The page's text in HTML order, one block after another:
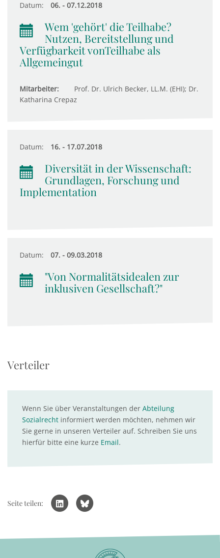
Datum: 06. - 07.12.2018
Wem 'gehört' die Teilhabe?
Nutzen, Bereitstellung und
Verfügbarkeit vonTeilhabe als
Allgemeingut
Mitarbeiter:
Prof. Dr. Ulrich Becker, LL.M. (EHI); Dr.
Katharina Crepaz
Datum: 16. - 17.07.2018
Diversität in der Wissenschaft:
Grundlagen, Forschung und
Implementation
Datum: 07. - 09.03.2018
"Von Normalitätsidealen zur
inklusiven Gesellschaft?"
Verteiler
Wenn Sie über Veranstaltungen der Abteilung
Sozialrecht informiert werden möchten, nehmen wir
Sie gerne in unseren Verteiler auf. Schreiben Sie uns
hierfür bitte eine kurze Email.
Seite teilen: